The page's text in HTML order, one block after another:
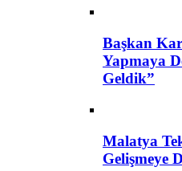
Başkan
Yapmaya
Geldik”
Malatya
Gelişmeye